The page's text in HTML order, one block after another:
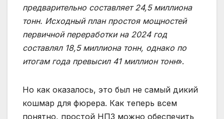
предварительно составляет 24,5 миллиона
тонн. Исходный план простоя мощностей
первичной переработки на 2024 год
составлял 18,5 миллиона тонн, однако по
итогам года превысил 41 миллион тонн».
Но как оказалось, это был не самый дикий
кошмар для фюрера. Как теперь всем
понятно, простой НПЗ можно обеспечить